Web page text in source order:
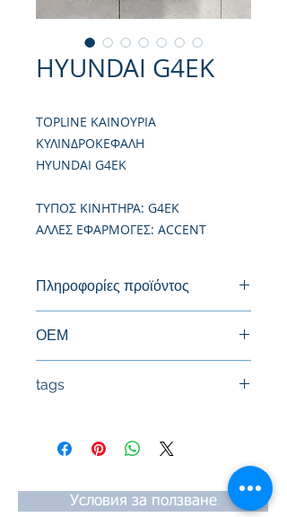
HYUNDAI G4EK
TOPLINE ΚΑΙΝΟΥΡΙΑ
ΚΥΛΙΝΔΡΟΚΕΦΑΛΗ
HYUNDAI G4EK
TΥΠΟΣ ΚΙΝΗΤΗΡΑ: G4EK
ΑΛΛΕΣ ΕΦΑΡΜΟΓΕΣ: ACCENT
Πληροφορίες προϊόντος
ΟΕΜ
tags
#Κυλινδροκεφαλή #Κεφαλάρι
#TPTOPLINE
Условия за ползване